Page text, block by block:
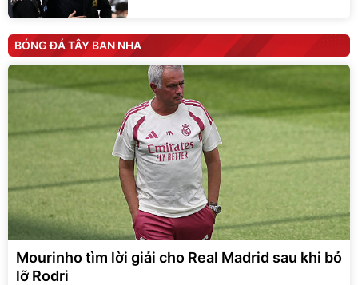
BÓNG ĐÁ TÂY BAN NHA
Mourinho tìm lời giải cho Real Madrid sau khi bỏ
lỡ Rodri